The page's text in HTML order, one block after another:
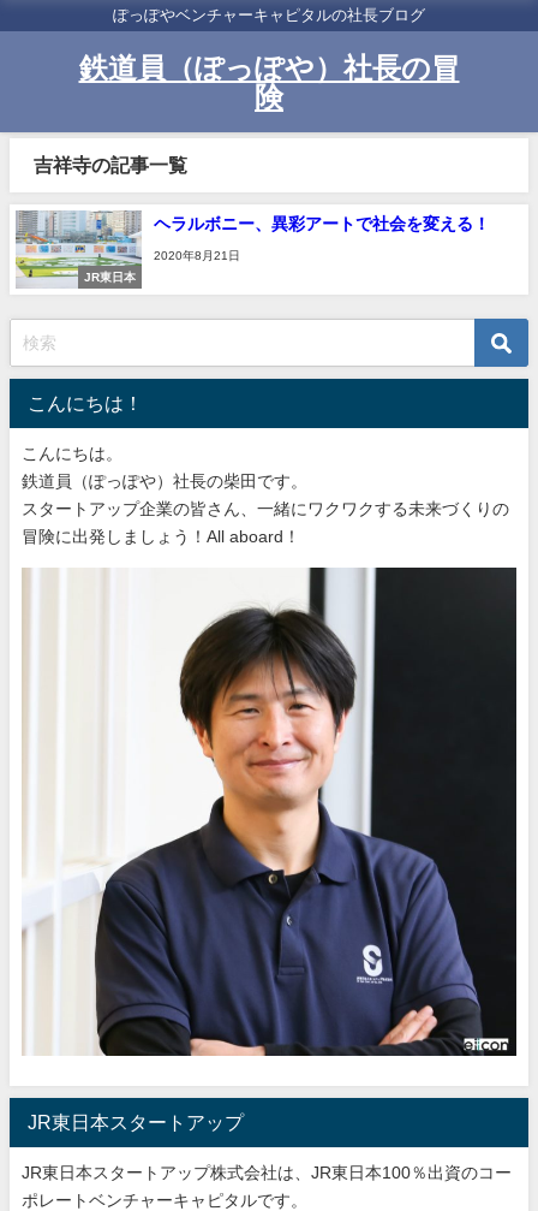
ぽっぽやベンチャーキャピタルの社長ブログ
鉄道員（ぽっぽや）社長の冒
険
吉祥寺の記事一覧
JR東日本
ヘラルボニー、異彩アートで社会を変える！
2020年8月21日
こんにちは！
こんにちは。
鉄道員（ぽっぽや）社長の柴田です。
スタートアップ企業の皆さん、一緒にワクワクする未来づくりの
冒険に出発しましょう！All aboard！
JR東日本スタートアップ
JR東日本スタートアップ株式会社は、JR東日本100％出資のコー
ポレートベンチャーキャピタルです。